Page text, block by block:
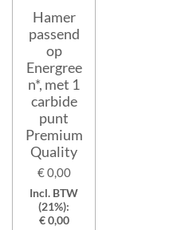
Hamer
passend
op
Energree
n*, met 1
carbide
punt
Premium
Quality
€ 0,00
Incl. BTW
(21%):
€ 0,00